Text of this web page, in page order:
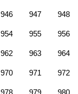
946 947 948
954 955 956
962 963 964
970 971 972